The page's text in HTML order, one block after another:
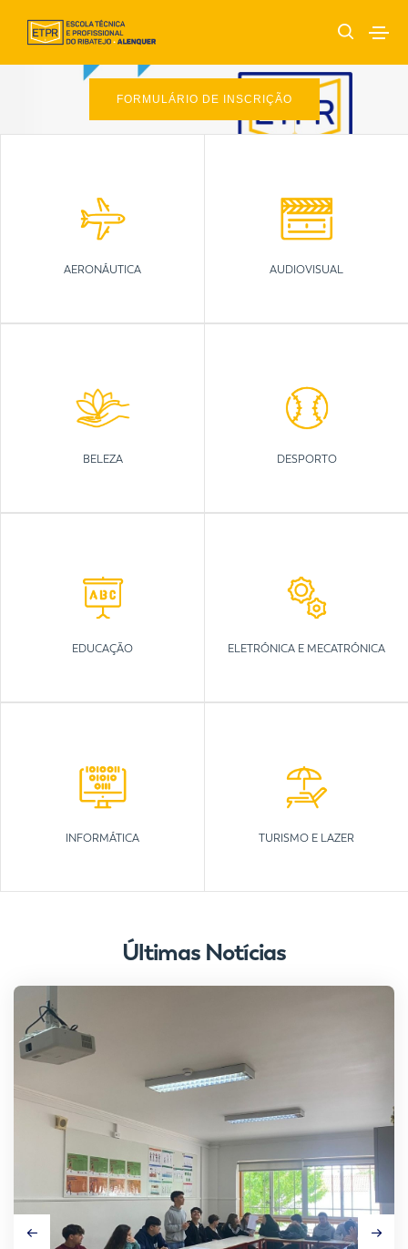
FORMULÁRIO DE INSCRIÇÃO
AERONÁUTICA AUDIOVISUAL
BELEZA DESPORTO
EDUCAÇÃO ELETRÓNICA E MECATRÓNICA
INFORMÁTICA TURISMO E LAZER
Últimas Notícias